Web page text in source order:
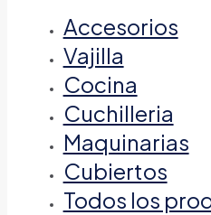
Accesorios
Vajilla
Cocina
Cuchilleria
Maquinarias
Cubiertos
Todos los